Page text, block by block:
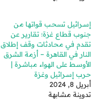
إسرائيل تسحب قواتها من
جنوب قطاع غزة؛ تقارير عن
تقدم في محادثات وقف إطلاق
النار في القاهرة – أزمة الشرق
الأوسط على الهواء مباشرة |
حرب إسرائيل وغزة
أبريل 8, 2024
تدوينة مشابهة